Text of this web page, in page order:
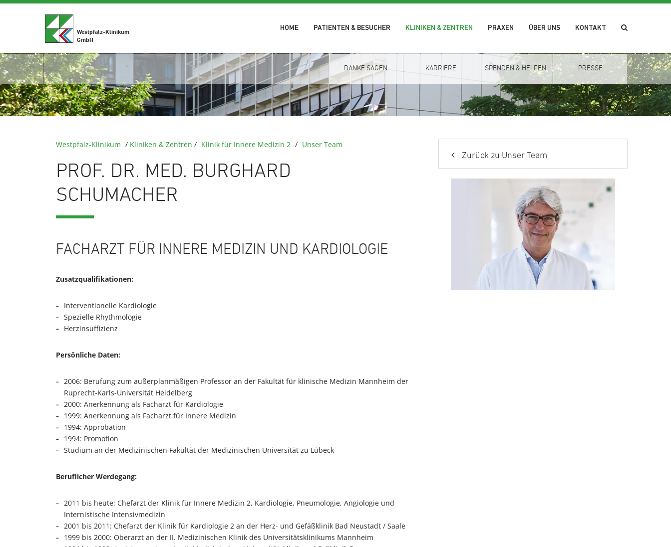
Westpfalz-Klinikum
GmbH
HOME PATIENTEN & BESUCHER KLINIKEN & ZENTREN PRAXEN ÜBER UNS KONTAKT
DANKE SAGEN KARRIERE SPENDEN & HELFEN PRESSE
Westpfalz-Klinikum / Kliniken & Zentren / Klinik für Innere Medizin 2 / Unser Team
PROF. DR. MED. BURGHARD
SCHUMACHER
FACHARZT FÜR INNERE MEDIZIN UND KARDIOLOGIE
Zusatzqualifikationen:
Interventionelle Kardiologie
Spezielle Rhythmologie
Herzinsuffizienz
Persönliche Daten:
2006: Berufung zum außerplanmäßigen Professor an der Fakultät für klinische Medizin Mannheim der
Ruprecht-Karls-Universität Heidelberg
2000: Anerkennung als Facharzt für Kardiologie
1999: Anerkennung als Facharzt für Innere Medizin
1994: Approbation
1994: Promotion
Studium an der Medizinischen Fakultät der Medizinischen Universität zu Lübeck
Beruflicher Werdegang:
2011 bis heute: Chefarzt der Klinik für Innere Medizin 2, Kardiologie, Pneumologie, Angiologie und
Internistische Intensivmedizin
2001 bis 2011: Chefarzt der Klinik für Kardiologie 2 an der Herz- und Gefäßklinik Bad Neustadt / Saale
1999 bis 2000: Oberarzt an der II. Medizinischen Klinik des Universitätsklinikums Mannheim
Zurück zu Unser Team